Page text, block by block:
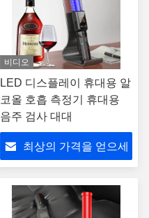
비디오
LED 디스플레이 휴대용 알
코올 호흡 측정기 휴대용
음주 검사 대대
최상의 가격을 얻으세